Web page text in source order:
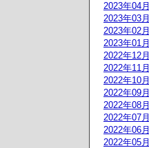
2023年04月
2023年03月
2023年02月
2023年01月
2022年12月
2022年11月
2022年10月
2022年09月
2022年08月
2022年07月
2022年06月
2022年05月